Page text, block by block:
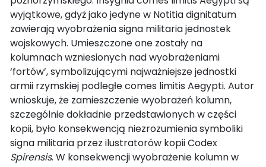
wyjątkowe, gdyż jako jedyne w Notitia dignitatum
zawierają wyobrażenia signa militaria jednostek
wojskowych. Umieszczone one zostały na
kolumnach wzniesionych nad wyobrażeniami
‘fortów’, symbolizującymi najważniejsze jednostki
armii rzymskiej podległe comes limitis Aegypti. Autor
wnioskuje, że zamieszczenie wyobrażeń kolumn,
szczególnie dokładnie przedstawionych w części
kopii, było konsekwencją niezrozumienia symboliki
signa militaria przez ilustratorów kopii Codex
Spirensis. W konsekwencji wyobrażenie kolumn w